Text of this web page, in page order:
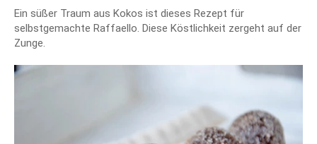
Ein süßer Traum aus Kokos ist dieses Rezept für
selbstgemachte Raffaello. Diese Köstlichkeit zergeht auf der
Zunge.